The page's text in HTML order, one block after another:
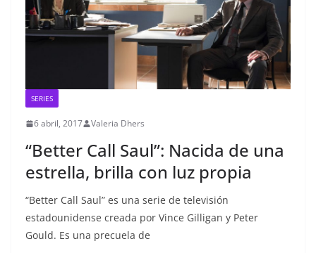
SERIES
6 abril, 2017 Valeria Dhers
“Better Call Saul”: Nacida de una
estrella, brilla con luz propia
“Better Call Saul” es una serie de televisión
estadounidense creada por Vince Gilligan y Peter
Gould. Es una precuela de